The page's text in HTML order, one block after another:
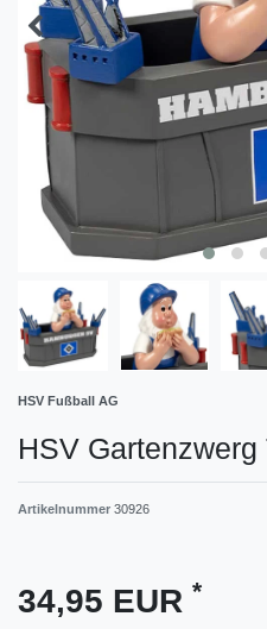
HSV Fußball AG
HSV
Artikelnummer 30926
34,95 EUR *